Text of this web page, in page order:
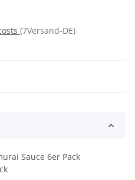
(7Versand-DE)
Sauce 6er Pack